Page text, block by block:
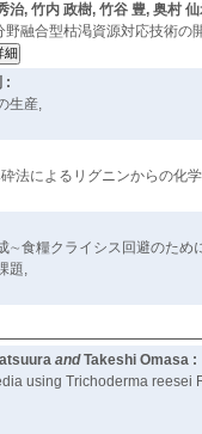
治, 竹内 政樹, 竹谷 豊, 奥村
融合型枯渇資源対応技術の
:
生産,
法によるリグニンからの化
∼食糧クライシス回避のた
題,
andTakeshi Omasa :
using Trichoderma reesei